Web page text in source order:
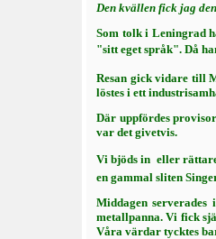
Den kvällen fick jag
Som tolk i Leningrad
"sitt eget språk". Då
Resan gick vidare till
löstes i ett
Där uppfördes
var det givetvis.
Vi bjöds in  eller
en gammal sli­ten
Middagen
metallpanna. Vi fick
Våra värdar tycktes